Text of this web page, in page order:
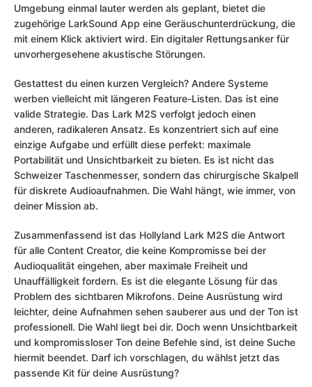
Umgebung einmal lauter werden als geplant, bietet die
zugehörige LarkSound App eine Geräuschunterdrückung, die
mit einem Klick aktiviert wird. Ein digitaler Rettungsanker für
unvorhergesehene akustische Störungen.
Gestattest du einen kurzen Vergleich? Andere Systeme
werben vielleicht mit längeren Feature-Listen. Das ist eine
valide Strategie. Das Lark M2S verfolgt jedoch einen
anderen, radikaleren Ansatz. Es konzentriert sich auf eine
einzige Aufgabe und erfüllt diese perfekt: maximale
Portabilität und Unsichtbarkeit zu bieten. Es ist nicht das
Schweizer Taschenmesser, sondern das chirurgische Skalpell
für diskrete Audioaufnahmen. Die Wahl hängt, wie immer, von
deiner Mission ab.
Zusammenfassend ist das Hollyland Lark M2S die Antwort
für alle Content Creator, die keine Kompromisse bei der
Audioqualität eingehen, aber maximale Freiheit und
Unauffälligkeit fordern. Es ist die elegante Lösung für das
Problem des sichtbaren Mikrofons. Deine Ausrüstung wird
leichter, deine Aufnahmen sehen sauberer aus und der Ton ist
professionell. Die Wahl liegt bei dir. Doch wenn Unsichtbarkeit
und kompromissloser Ton deine Befehle sind, ist deine Suche
hiermit beendet. Darf ich vorschlagen, du wählst jetzt das
passende Kit für deine Ausrüstung?